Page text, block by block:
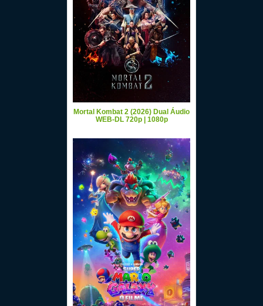
Mortal Kombat 2 (2026) Dual Áudio
WEB-DL 720p | 1080p